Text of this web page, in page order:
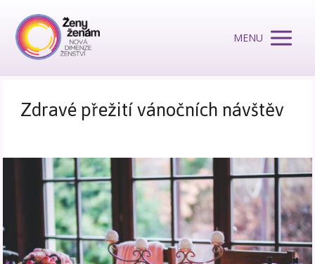
MENU
Zdravé přežití vánočních návštěv